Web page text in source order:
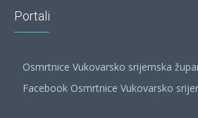
Portali
Osmrtnice Vukovarsko srijemska
Facebook Osmrtnice Vukovarsko